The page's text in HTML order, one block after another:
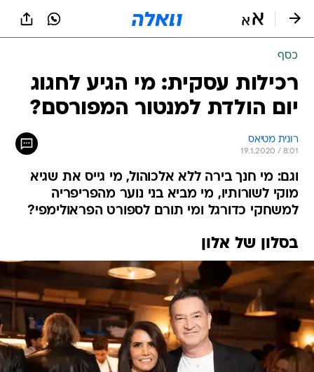
כסף
רכילות עסקית: מי הגיע לחגוג
יום הולדת למנטור המפורסם?
רונית מטיאס
19.1.2020 / 8:01
וגם: מי חנך בירה ללא אלכוהול, מי גייס את שגיא
מוקי לשורותיו, מי מביא בני נוער מהפריפריה
למשחקי כדורגל ומי תורם לספורט הפראולימפי?
בסלון של אלון